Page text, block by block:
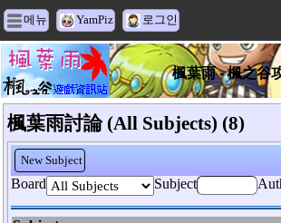
메뉴 YamPiz 로그인
楓葉雨 - 楓之谷
楓葉雨討論 (All Subjects) (8)
New Subject
Board Subject